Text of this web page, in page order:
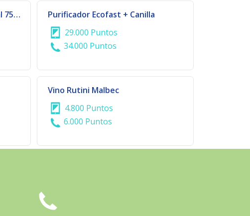
Moet & Chandon Brut Imperial 750 ml
Purificador Ecofast + Canilla
29.000 Puntos
34.000 Puntos
Vino Rutini Malbec
4.800 Puntos
6.000 Puntos